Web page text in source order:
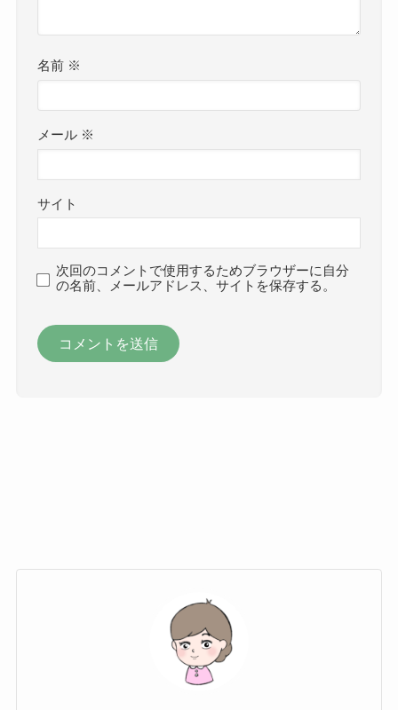
名前 ※
メール ※
サイト
次回のコメントで使用するためブラウザーに自分
の名前、メールアドレス、サイトを保存する。